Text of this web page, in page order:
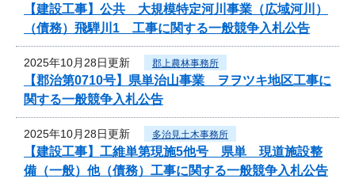
【建設工事】公共 大規模特定河川事業（広域河川）
（債務）飛騨川1 工事に関する一般競争入札公告
2025年10月28日更新 郡上農林事務所
【郡治第0710号】県単治山事業 ヲヲツキ地区工事に
関する一般競争入札公告
2025年10月28日更新 多治見土木事務所
【建設工事】工維単第現施5他号 県単 現道施設整
備（一般）他（債務）工事に関する一般競争入札公告